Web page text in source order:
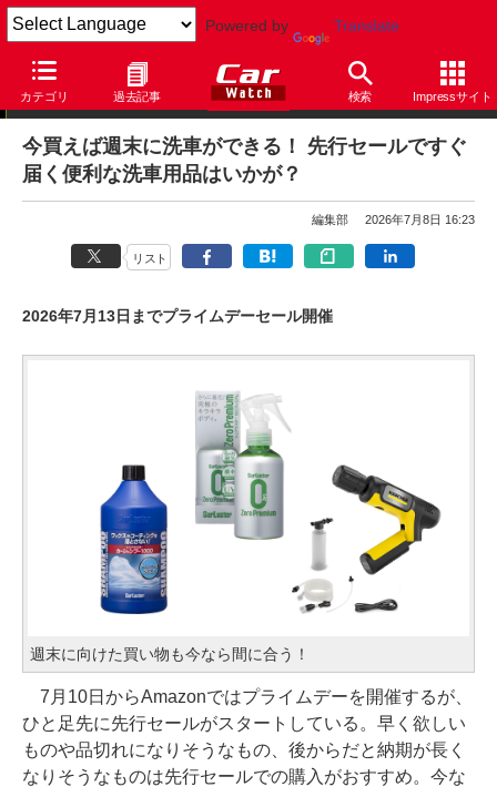
Powered by Translate
カテゴリ 過去記事 検索 Impressサイト
【セール情報】本日のPICK UP
今買えば週末に洗車ができる！ 先行セールですぐ
届く便利な洗車用品はいかが？
編集部 2026年7月8日 16:23
リスト
2026年7月13日までプライムデーセール開催
週末に向けた買い物も今なら間に合う！
7月10日からAmazonではプライムデーを開催するが、
ひと足先に先行セールがスタートしている。早く欲しい
ものや品切れになりそうなもの、後からだと納期が長く
なりそうなものは先行セールでの購入がおすすめ。今な